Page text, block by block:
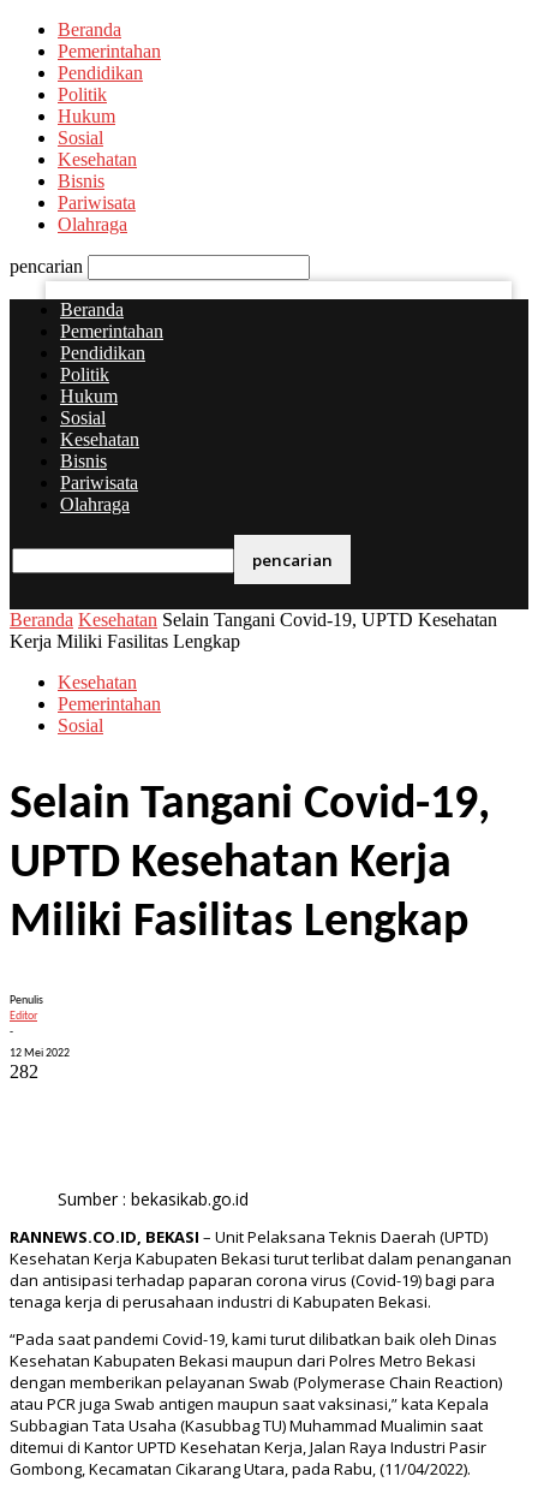
Beranda
Pemerintahan
Pendidikan
Politik
Hukum
Sosial
Kesehatan
Bisnis
Pariwisata
Olahraga
pencarian
Beranda
Pemerintahan
Pendidikan
Politik
Hukum
Sosial
Kesehatan
Bisnis
Pariwisata
Olahraga
Beranda Kesehatan Selain Tangani Covid-19, UPTD Kesehatan
Kerja Miliki Fasilitas Lengkap
Kesehatan
Pemerintahan
Sosial
Selain Tangani Covid-19,
UPTD Kesehatan Kerja
Miliki Fasilitas Lengkap
Penulis
Editor
-
12 Mei 2022
282
Sumber : bekasikab.go.id
RANNEWS.CO.ID, BEKASI – Unit Pelaksana Teknis Daerah (UPTD)
Kesehatan Kerja Kabupaten Bekasi turut terlibat dalam penanganan
dan antisipasi terhadap paparan corona virus (Covid-19) bagi para
tenaga kerja di perusahaan industri di Kabupaten Bekasi.
“Pada saat pandemi Covid-19, kami turut dilibatkan baik oleh Dinas
Kesehatan Kabupaten Bekasi maupun dari Polres Metro Bekasi
dengan memberikan pelayanan Swab (Polymerase Chain Reaction)
atau PCR juga Swab antigen maupun saat vaksinasi,” kata Kepala
Subbagian Tata Usaha (Kasubbag TU) Muhammad Mualimin saat
ditemui di Kantor UPTD Kesehatan Kerja, Jalan Raya Industri Pasir
Gombong, Kecamatan Cikarang Utara, pada Rabu, (11/04/2022).